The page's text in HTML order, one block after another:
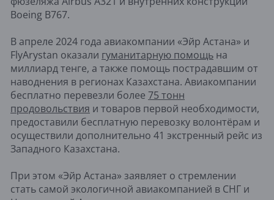
Boeing B767.
В апреле 2024 года авиакомпании «Эйр Астана» и
FlyArystan оказали гуманитарную помощь на
миллиард тенге, а также помощь пострадавшим от
наводнения в регионах Казахстана. Авиакомпании
бесплатно перевезли более 75 тонн
продовольствия и товаров первой необходимости,
предоставили бесплатную перевозку волонтёрам и
осуществили дополнительно 41 экстренный рейс из
Западного Казахстана.
При этом «Эйр Астана» заявляет о стремлении
стать самой экологичной авиакомпанией в СНГ и